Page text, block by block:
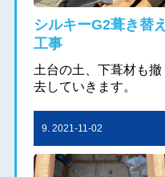
シルキーG2葺き替え
工事
土台の土、下葺材も撤
去していきます。
9. 2021-11-02